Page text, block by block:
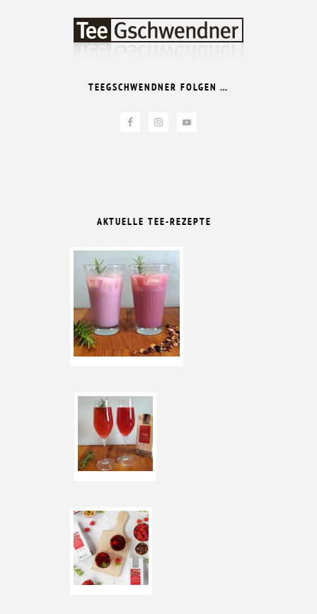
TEEGSCHWENDNER FOLGEN …
AKTUELLE TEE-REZEPTE